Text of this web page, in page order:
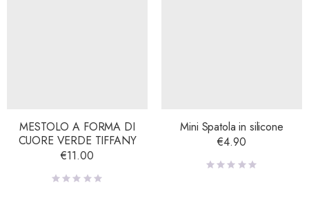
MESTOLO A FORMA DI
CUORE VERDE TIFFANY
€11.00
Mini Spatola in silicone
€4.90